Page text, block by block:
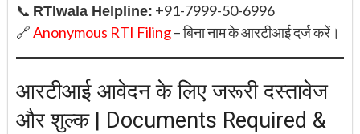
📞 RTIwala Helpline: +91-7999-50-6996
🔗Anonymous RTI Filing– बिना नाम के आरटीआई दर्ज करें।
आरटीआई आवेदन के लिए जरूरी दस्तावेज
और शुल्क | Documents Required &